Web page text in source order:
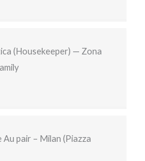
(Housekeeper) — Zona
pair – Milan (Piazza